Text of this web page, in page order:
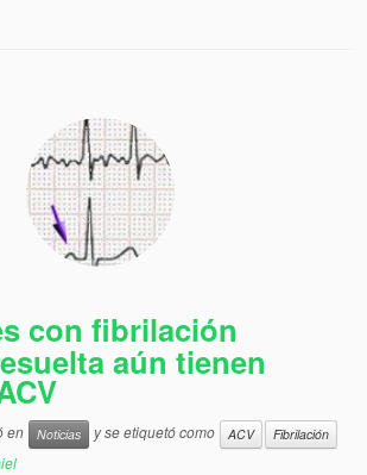
con fibrilación
aún tienen
en Noticias y se etiquetó como ACV Fibrilación